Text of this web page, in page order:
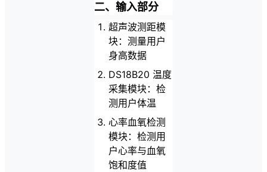
二、输入部分
超声波测距模
块：测量用户
身高数据
DS18B20 温度
采集模块：检
测用户体温
心率血氧检测
模块：检测用
户心率与血氧
饱和度值